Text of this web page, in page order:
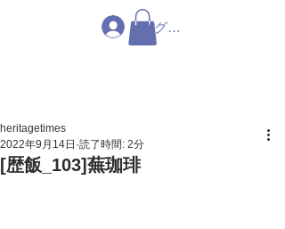
ログイン
[歴飯_103]蕪珈琲
heritagetimes
2022年9月14日 読了時間: 2分